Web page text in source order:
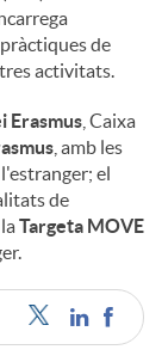
de
activitats.
Erasmus , Caixa
, amb les
el
de
Targeta MOVE